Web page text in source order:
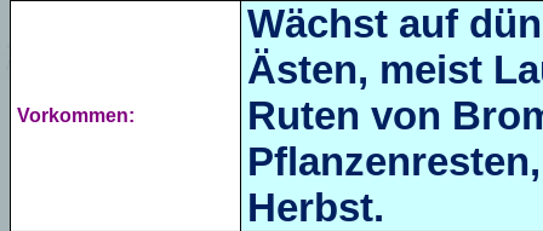
Vorkommen:
Wächst auf
Ästen, meist
Ruten von
Herbst.